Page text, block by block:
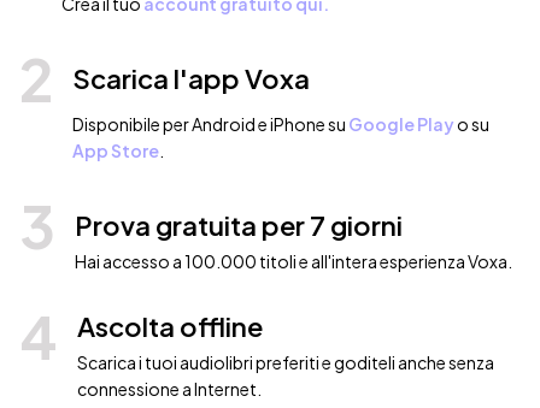
2 Scarica l'app Voxa
Disponibile per Android e iPhone su Google Playo su
App Store
3 Prova gratuita per 7 giorni
Hai accesso a 100.000 titoli e all'intera esperienza Voxa.
4 Ascolta offline
Scarica i tuoi audiolibri preferiti e goditeli anche senza
connessione a Internet.